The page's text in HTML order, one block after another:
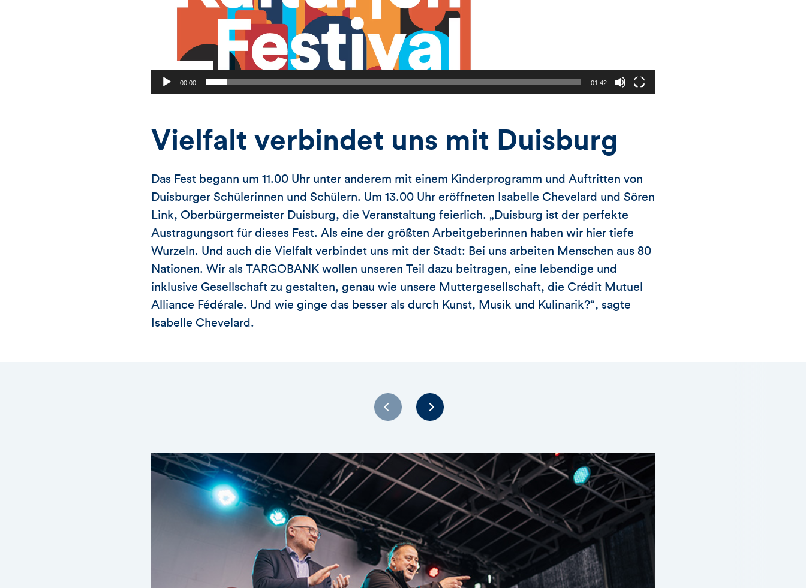
00:00 01:42
Vielfalt verbindet uns mit Duisburg
Das Fest begann um 11.00 Uhr unter anderem mit einem Kinderprogramm und Auftritten von
Duisburger Schülerinnen und Schülern. Um 13.00 Uhr eröffneten Isabelle Chevelard und Sören
Link, Oberbürgermeister Duisburg, die Veranstaltung feierlich. „Duisburg ist der perfekte
Austragungsort für dieses Fest. Als eine der größten Arbeitgeberinnen haben wir hier tiefe
Wurzeln. Und auch die Vielfalt verbindet uns mit der Stadt: Bei uns arbeiten Menschen aus 80
Nationen. Wir als TARGOBANK wollen unseren Teil dazu beitragen, eine lebendige und
inklusive Gesellschaft zu gestalten, genau wie unsere Muttergesellschaft, die Crédit Mutuel
Alliance Fédérale. Und wie ginge das besser als durch Kunst, Musik und Kulinarik?“, sagte
Isabelle Chevelard.